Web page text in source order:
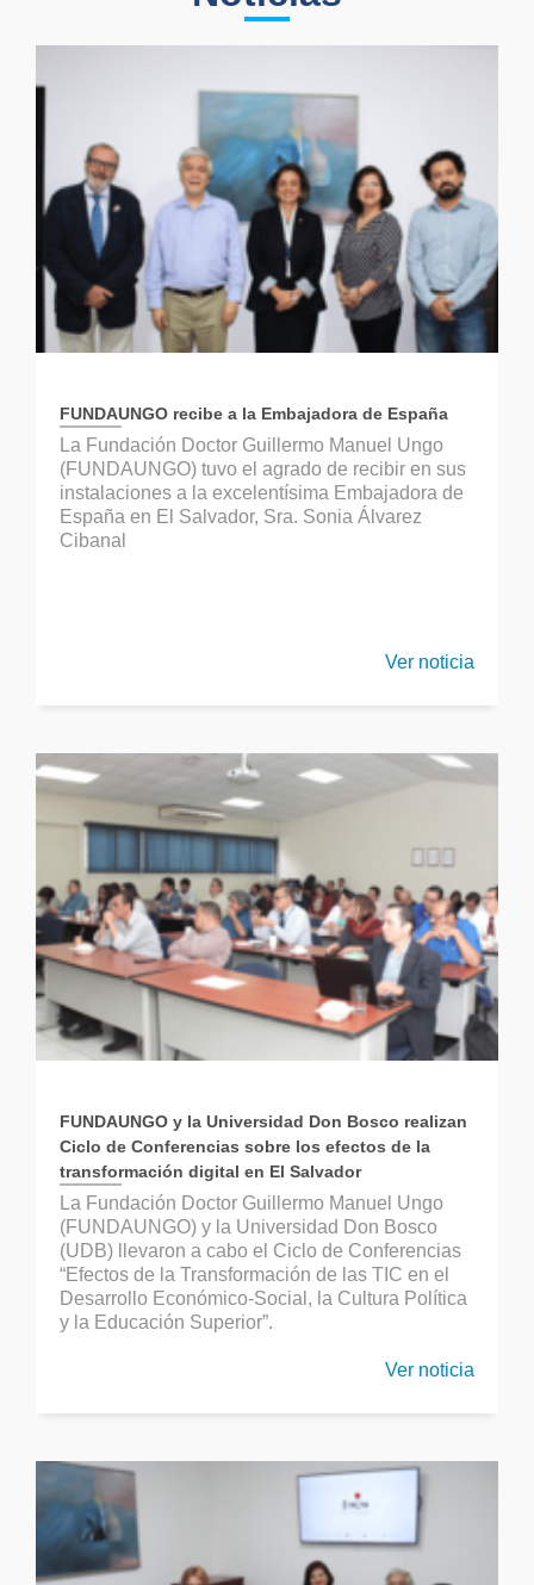
FUNDAUNGO recibe a la Embajadora de España
La Fundación Doctor Guillermo Manuel Ungo
(FUNDAUNGO) tuvo el agrado de recibir en sus
instalaciones a la excelentísima Embajadora de
España en El Salvador, Sra. Sonia Álvarez
Cibanal
Ver noticia
FUNDAUNGO y la Universidad Don Bosco realizan
Ciclo de Conferencias sobre los efectos de la
transformación digital en El Salvador
La Fundación Doctor Guillermo Manuel Ungo
(FUNDAUNGO) y la Universidad Don Bosco
(UDB) llevaron a cabo el Ciclo de Conferencias
“Efectos de la Transformación de las TIC en el
Desarrollo Económico-Social, la Cultura Política
y la Educación Superior”.
Ver noticia